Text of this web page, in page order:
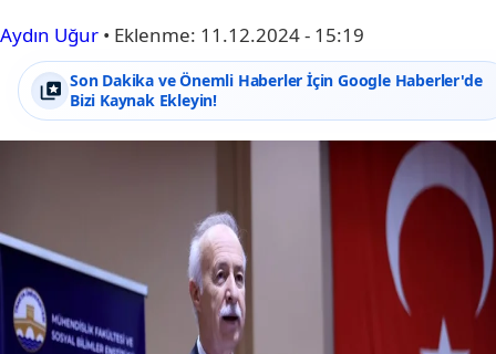
Aydın Uğur • Eklenme: 11.12.2024 - 15:19
Son Dakika ve Önemli Haberler İçin Google Haberler'de
Bizi Kaynak Ekleyin!